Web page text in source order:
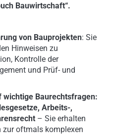
Bauwirtschaft“.
von Bauprojekten: Sie
Hinweisen zu
Kontrolle der
und Prüf- und
wichtige Baurechtsfragen:
Arbeits-,
– Sie erhalten
zur oftmals komplexen